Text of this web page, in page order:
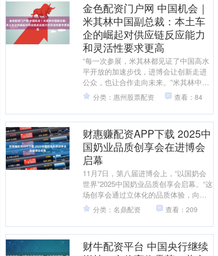
金色配资门户网 中国机会｜
米其林中国副总裁：本土车
企的崛起对供应链反应能力
和灵活性要求更高
“每一次参展，米其林都见证了中国高水
平开放的加速步伐，进博会让创新走进
公众，也让合作走向未来。”米其林中国
区副总裁兼市场部总监穆华迪（Sylvain
Murad....
分类：惠州股票配资 查看：84
财惠赚配资APP下载 2025中
国奶业品质创享会在进博会
启幕
11月7日，第八届进博会上，“以国奶会
世界”2025中国奶业品质创享会启幕。“这
场创享会通过立体化的品质体验，向世
界展示了中国奶业的品质自信。”伊利集
团副总裁杨....
分类：名鼎配资 查看：209
财牛配资平台 中国央行继续